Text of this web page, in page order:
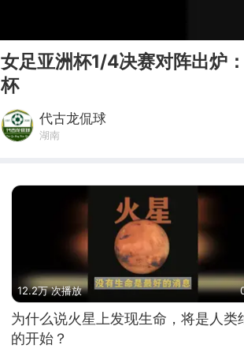
女足亚洲杯1/4决赛对阵出炉
杯
代古龙侃球
湖南
12.2万 次播放
为什么说火星上发现生命，将是人类
的开始？